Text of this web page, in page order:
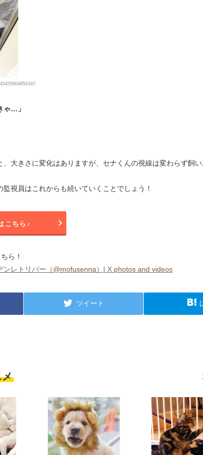
ゃ…」
、大きさに変化はありますが、セナくんの視線は変わらず飼
視員はこれからも続いていくことでしょう！
こちら♪
ら！
ンレトリバー（@mofusenna）| X photos and videos
ツイート
メ